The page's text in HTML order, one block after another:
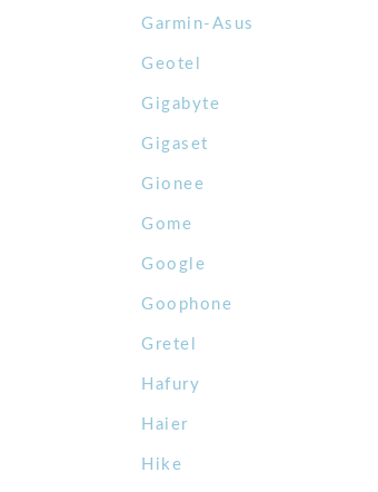
Garmin-Asus
Geotel
Gigabyte
Gigaset
Gionee
Gome
Google
Goophone
Gretel
Hafury
Haier
Hike